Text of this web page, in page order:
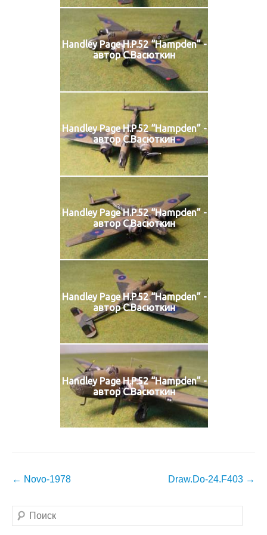
Handley Page H.P.52 “Hampden” -
автор С.Васюткин
Handley Page H.P.52 “Hampden” -
автор С.Васюткин
Handley Page H.P.52 “Hampden” -
автор С.Васюткин
Handley Page H.P.52 “Hampden” -
автор С.Васюткин
Handley Page H.P.52 “Hampden” -
автор С.Васюткин
Навигация
записям
← Novo-1978 Draw.Do-24.F403 →
Поиск